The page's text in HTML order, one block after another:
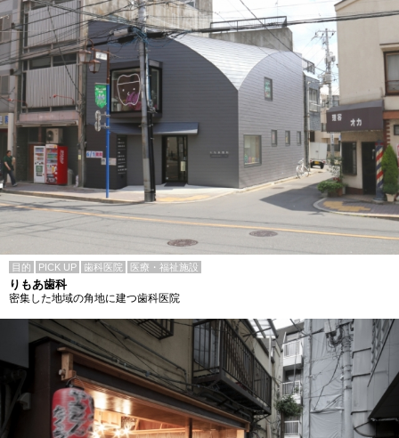
目的 PICK UP 歯科医院 医療・福祉施設
りもあ歯科
密集した地域の角地に建つ歯科医院